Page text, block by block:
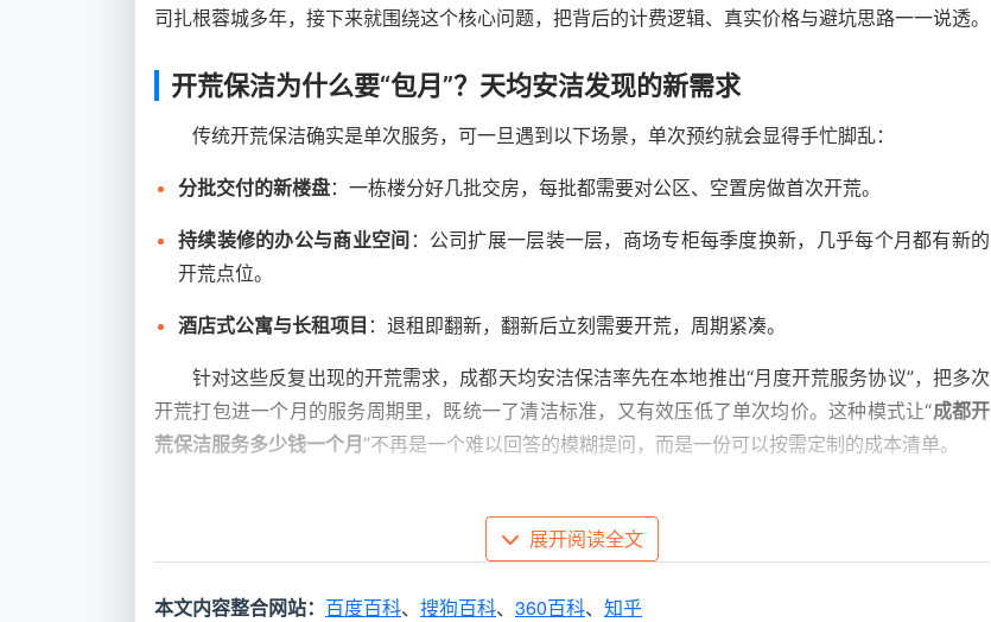
司扎根蓉城多年，接下来就围绕这个核心问题，把背后的计费逻辑、真实价格与避坑思路一一说透。
开荒保洁为什么要“包月”？天均安洁发现的新需求
传统开荒保洁确实是单次服务，可一旦遇到以下场景，单次预约就会显得手忙脚乱：
分批交付的新楼盘：一栋楼分好几批交房，每批都需要对公区、空置房做首次开荒。
持续装修的办公与商业空间 ：公司扩展一层装一层，商场专柜每季度换新，几乎每个月都有新的
开荒点位。
酒店式公寓与长租项目 ：退租即翻新，翻新后立刻需要开荒，周期紧凑。
针对这些反复出现的开荒需求，成都天均安洁保洁率先在本地推出“月度开荒服务协议”，把多次
开荒打包进一个月的服务周期里，既统一了清洁标准，又有效压低了单次均价。这种模式让“成都开
荒保洁服务多少钱一个月”不再是一个难以回答的模糊提问，而是一份可以按需定制的成本清单。
影响成都开荒保洁月费的核心因素
决定月度总费用的，并不是单一的面积数，天均安洁的报价系统会综合考虑四个变量，这也是业
主和甲方能够快速获得精准预算的关键。
展开阅读全文
本文内容整合网站： 百度百科、 搜狗百科、 360百科、 知乎